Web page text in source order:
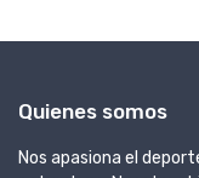
Quienes somos
Nos apasiona el